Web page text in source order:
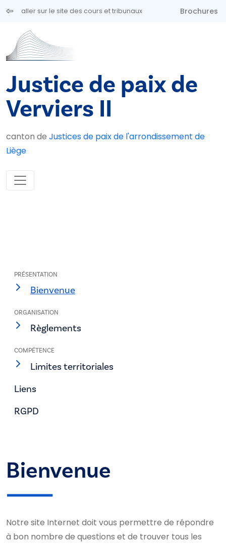
Aller au contenu principal
aller sur le site des cours et tribunaux Brochures
Justice de paix de
Verviers II
canton de Justices de paix de l'arrondissement de
Liège
PRÉSENTATION
Bienvenue
ORGANISATION
Règlements
COMPÉTENCE
Limites territoriales
Liens
RGPD
Bienvenue
Notre site Internet doit vous permettre de répondre
à bon nombre de questions et de trouver tous les